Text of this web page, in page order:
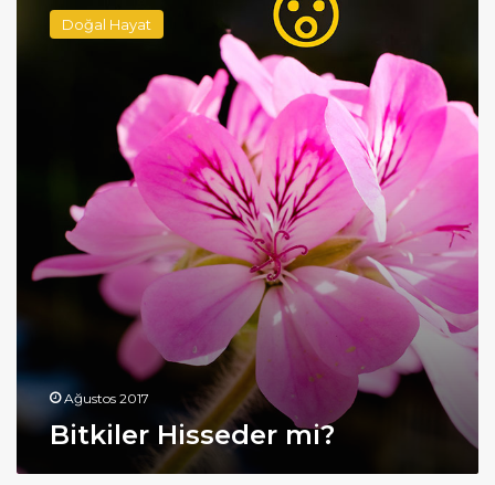
Hisseder
Doğal Hayat
Ağustos 2017
Bitkiler Hisseder mi?